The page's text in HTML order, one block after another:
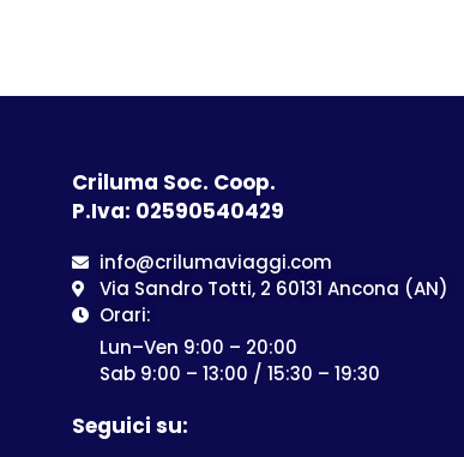
Criluma Soc. Coop.
P.Iva: 02590540429
info@crilumaviaggi.com
Via Sandro Totti, 2 60131 Ancona (AN)
Orari:
Lun–Ven 9:00 – 20:00
Sab 9:00 – 13:00 / 15:30 – 19:30
Seguici su: